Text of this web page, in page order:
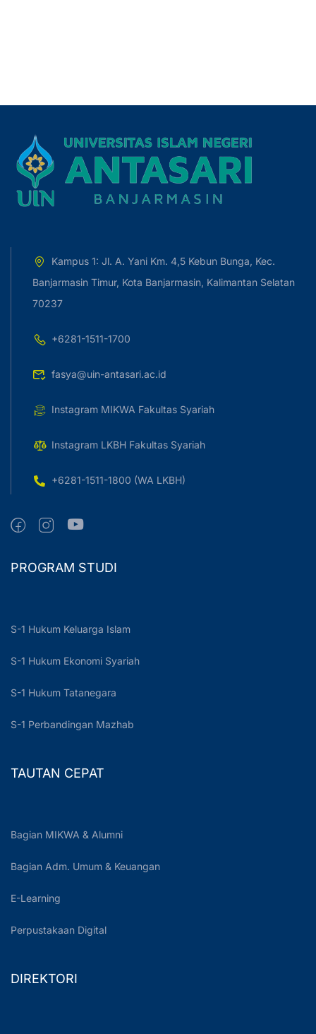
Kampus 1: Jl. A. Yani Km. 4,5 Kebun Bunga, Kec.
Banjarmasin Timur, Kota Banjarmasin, Kalimantan Selatan
70237
+6281-1511-1700
fasya@uin-antasari.ac.id
Instagram MIKWA Fakultas Syariah
Instagram LKBH Fakultas Syariah
+6281-1511-1800 (WA LKBH)
PROGRAM STUDI
S-1 Hukum Keluarga Islam
S-1 Hukum Ekonomi Syariah
S-1 Hukum Tatanegara
S-1 Perbandingan Mazhab
TAUTAN CEPAT
Bagian MIKWA & Alumni
Bagian Adm. Umum & Keuangan
E-Learning
Perpustakaan Digital
DIREKTORI